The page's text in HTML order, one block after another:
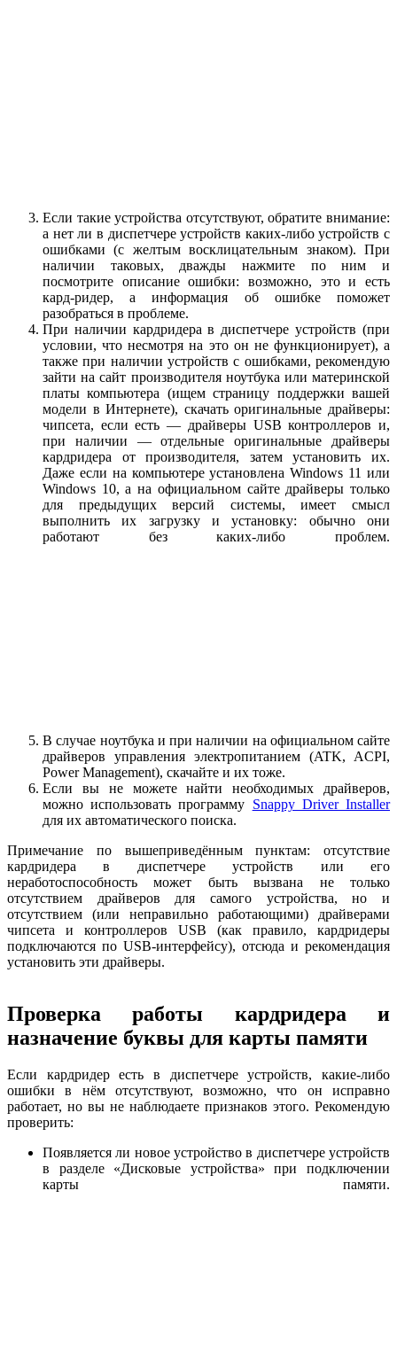
Если такие устройства отсутствуют, обратите внимание:
а нет ли в диспетчере устройств каких-либо устройств с
ошибками (с желтым восклицательным знаком). При
наличии таковых, дважды нажмите по ним и
посмотрите описание ошибки: возможно, это и есть
кард-ридер, а информация об ошибке поможет
разобраться в проблеме.
При наличии кардридера в диспетчере устройств (при
условии, что несмотря на это он не функционирует), а
также при наличии устройств с ошибками, рекомендую
зайти на сайт производителя ноутбука или материнской
платы компьютера (ищем страницу поддержки вашей
модели в Интернете), скачать оригинальные драйверы:
чипсета, если есть — драйверы USB контроллеров и,
при наличии — отдельные оригинальные драйверы
кардридера от производителя, затем установить их.
Даже если на компьютере установлена Windows 11 или
Windows 10, а на официальном сайте драйверы только
для предыдущих версий системы, имеет смысл
выполнить их загрузку и установку: обычно они
работают без каких-либо проблем.
В случае ноутбука и при наличии на официальном сайте
драйверов управления электропитанием (ATK, ACPI,
Power Management), скачайте и их тоже.
Если вы не можете найти необходимых драйверов,
можно использовать программу Snappy Driver Installer
для их автоматического поиска.
Примечание по вышеприведённым пунктам: отсутствие
кардридера в диспетчере устройств или его
неработоспособность может быть вызвана не только
отсутствием драйверов для самого устройства, но и
отсутствием (или неправильно работающими) драйверами
чипсета и контроллеров USB (как правило, кардридеры
подключаются по USB-интерфейсу), отсюда и рекомендация
установить эти драйверы.
Проверка работы кардридера и
назначение буквы для карты памяти
Если кардридер есть в диспетчере устройств, какие-либо
ошибки в нём отсутствуют, возможно, что он исправно
работает, но вы не наблюдаете признаков этого. Рекомендую
проверить:
Появляется ли новое устройство в диспетчере устройств
в разделе «Дисковые устройства» при подключении
карты памяти.